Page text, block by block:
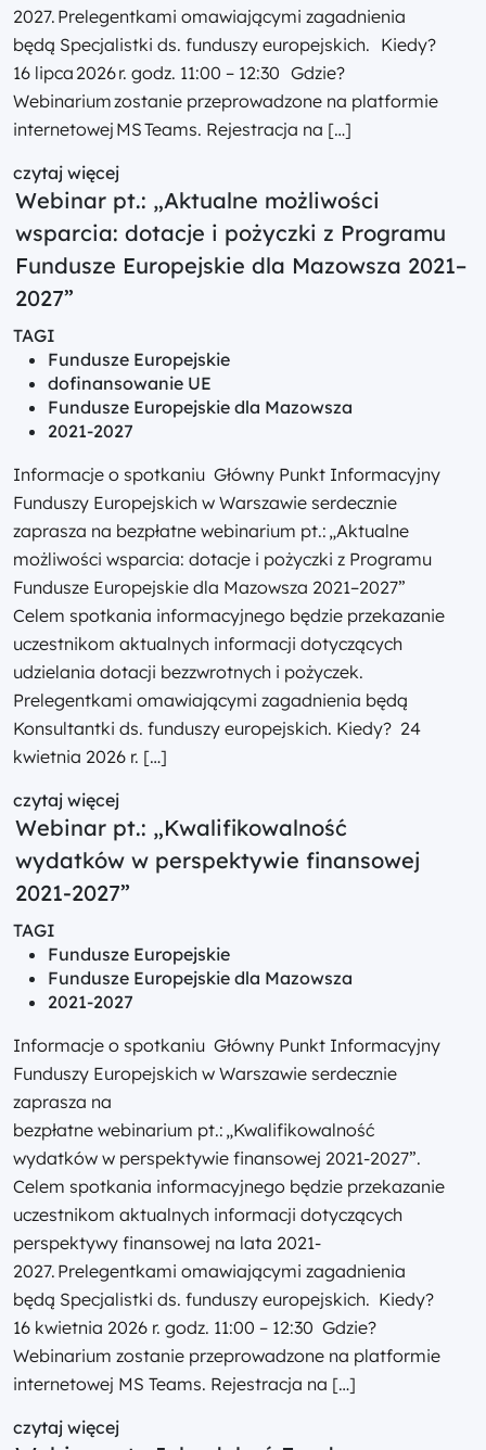
2027. Prelegentkami omawiającymi zagadnienia
będą Specjalistki ds. funduszy europejskich. Kiedy?
16 lipca 2026 r. godz. 11:00 – 12:30 Gdzie?
Webinarium zostanie przeprowadzone na platformie
internetowej MS Teams. Rejestracja na […]
czytaj więcej
Webinar pt.: „Aktualne możliwości
wsparcia: dotacje i pożyczki z Programu
Fundusze Europejskie dla Mazowsza 2021–
2027”
TAGI
Fundusze Europejskie
dofinansowanie UE
Fundusze Europejskie dla Mazowsza
2021-2027
Informacje o spotkaniu Główny Punkt Informacyjny
Funduszy Europejskich w Warszawie serdecznie
zaprasza na bezpłatne webinarium pt.: „Aktualne
możliwości wsparcia: dotacje i pożyczki z Programu
Fundusze Europejskie dla Mazowsza 2021–2027”
Celem spotkania informacyjnego będzie przekazanie
uczestnikom aktualnych informacji dotyczących
udzielania dotacji bezzwrotnych i pożyczek.
Prelegentkami omawiającymi zagadnienia będą
Konsultantki ds. funduszy europejskich. Kiedy? 24
kwietnia 2026 r. […]
czytaj więcej
Webinar pt.: „Kwalifikowalność
wydatków w perspektywie finansowej
2021-2027”
TAGI
Fundusze Europejskie
Fundusze Europejskie dla Mazowsza
2021-2027
Informacje o spotkaniu Główny Punkt Informacyjny
Funduszy Europejskich w Warszawie serdecznie
zaprasza na
bezpłatne webinarium pt.: „Kwalifikowalność
wydatków w perspektywie finansowej 2021-2027”.
Celem spotkania informacyjnego będzie przekazanie
uczestnikom aktualnych informacji dotyczących
perspektywy finansowej na lata 2021-
2027. Prelegentkami omawiającymi zagadnienia
będą Specjalistki ds. funduszy europejskich. Kiedy?
16 kwietnia 2026 r. godz. 11:00 – 12:30 Gdzie?
Webinarium zostanie przeprowadzone na platformie
internetowej MS Teams. Rejestracja na […]
czytaj więcej